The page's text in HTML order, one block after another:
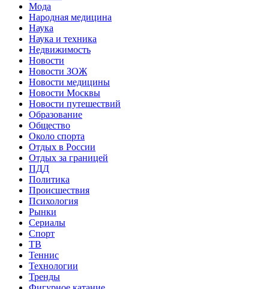
Мода
Народная медицина
Наука
Наука и техника
Недвижимость
Новости
Новости ЗОЖ
Новости медицины
Новости Москвы
Новости путешествий
Образование
Общество
Около спорта
Отдых в России
Отдых за границей
ПДД
Политика
Происшествия
Психология
Рынки
Сериалы
Спорт
ТВ
Теннис
Технологии
Тренды